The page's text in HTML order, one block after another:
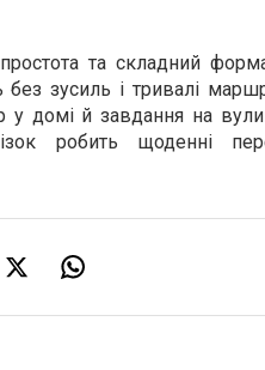
та складний
без зусиль і тривалі
у домі й завдання на
робить щоденні